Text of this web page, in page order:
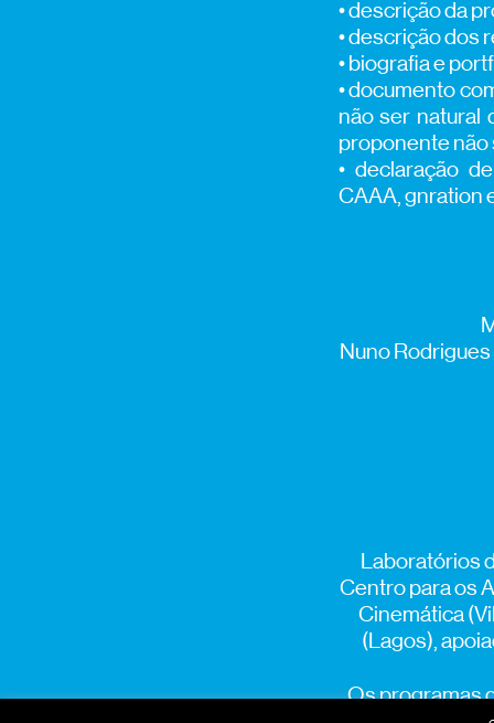
• descrição da
• descrição dos
• biografia e
• documento
não ser natural
proponente não
• declaração
CAAA, gnration
Nuno
Laboratórios
Centro para os
Cinemática
(Lagos),
Os programas